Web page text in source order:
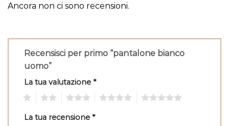
Ancora non ci sono recensioni.
Recensisci per primo “pantalone bianco
uomo”
La tua valutazione *
La tua recensione *